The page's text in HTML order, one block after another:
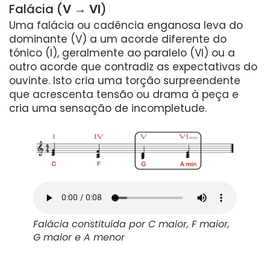
Falácia (V → VI)
Uma falácia ou cadência enganosa leva do
dominante (V) a um acorde diferente do
tónico (I), geralmente ao paralelo (VI) ou a
outro acorde que contradiz as expectativas do
ouvinte. Isto cria uma torção surpreendente
que acrescenta tensão ou drama à peça e
cria uma sensação de incompletude.
Falácia constituída por C maior, F maior,
G maior e A menor